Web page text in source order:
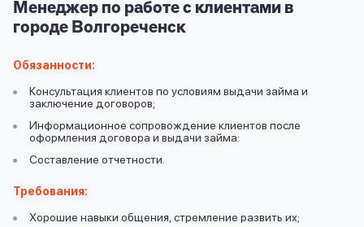
Менеджер по работе с клиентами в
городе Волгореченск
Обязанности:
Консультация клиентов по условиям выдачи займа и
заключение договоров;
Информационное сопровождение клиентов после
оформления договора и выдачи займа:
Составление отчетности.
Требования:
Хорошие навыки общения, стремление развить их;
контакты
Задать
Ок
Ок
правилами
предоставления
политикой
даю
согласие
на
обработку
личных